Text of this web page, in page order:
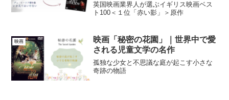
英国映画業界人が選ぶイギリス映画ベス
ト100＜１位「赤い影」＞原作
映画
映画「秘密の花園」｜世界中で愛
される児童文学の名作
孤独な少女と不思議な庭が起こす小さな
奇跡の物語